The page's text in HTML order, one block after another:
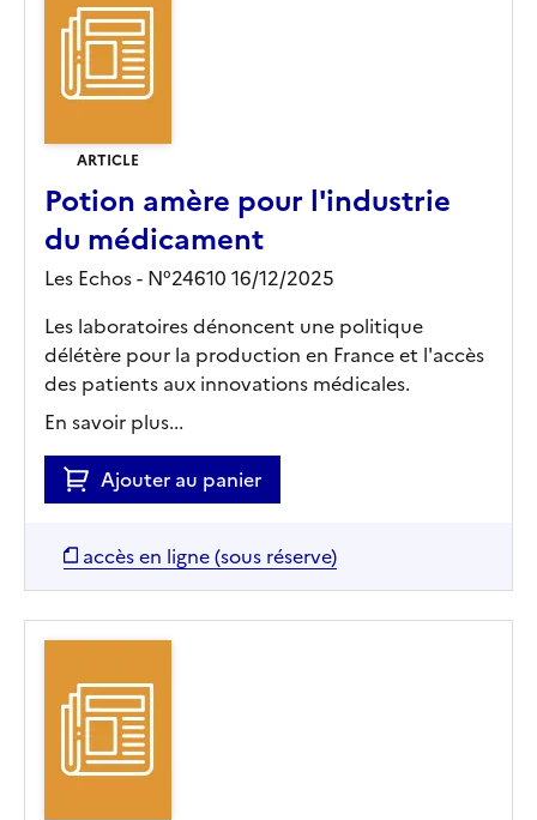
ARTICLE
Potion amère pour l'industrie
du médicament
Les Echos - N°24610 16/12/2025
Les laboratoires dénoncent une politique
délétère pour la production en France et l'accès
des patients aux innovations médicales.
En savoir plus...
Ajouter au panier
accès en ligne (sous réserve)